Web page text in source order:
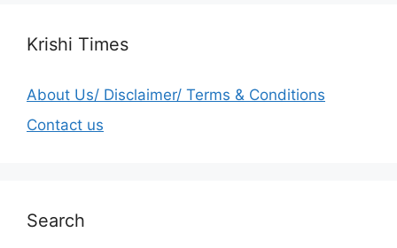
Krishi Times
About Us/ Disclaimer/ Terms & Conditions
Contact us
Search